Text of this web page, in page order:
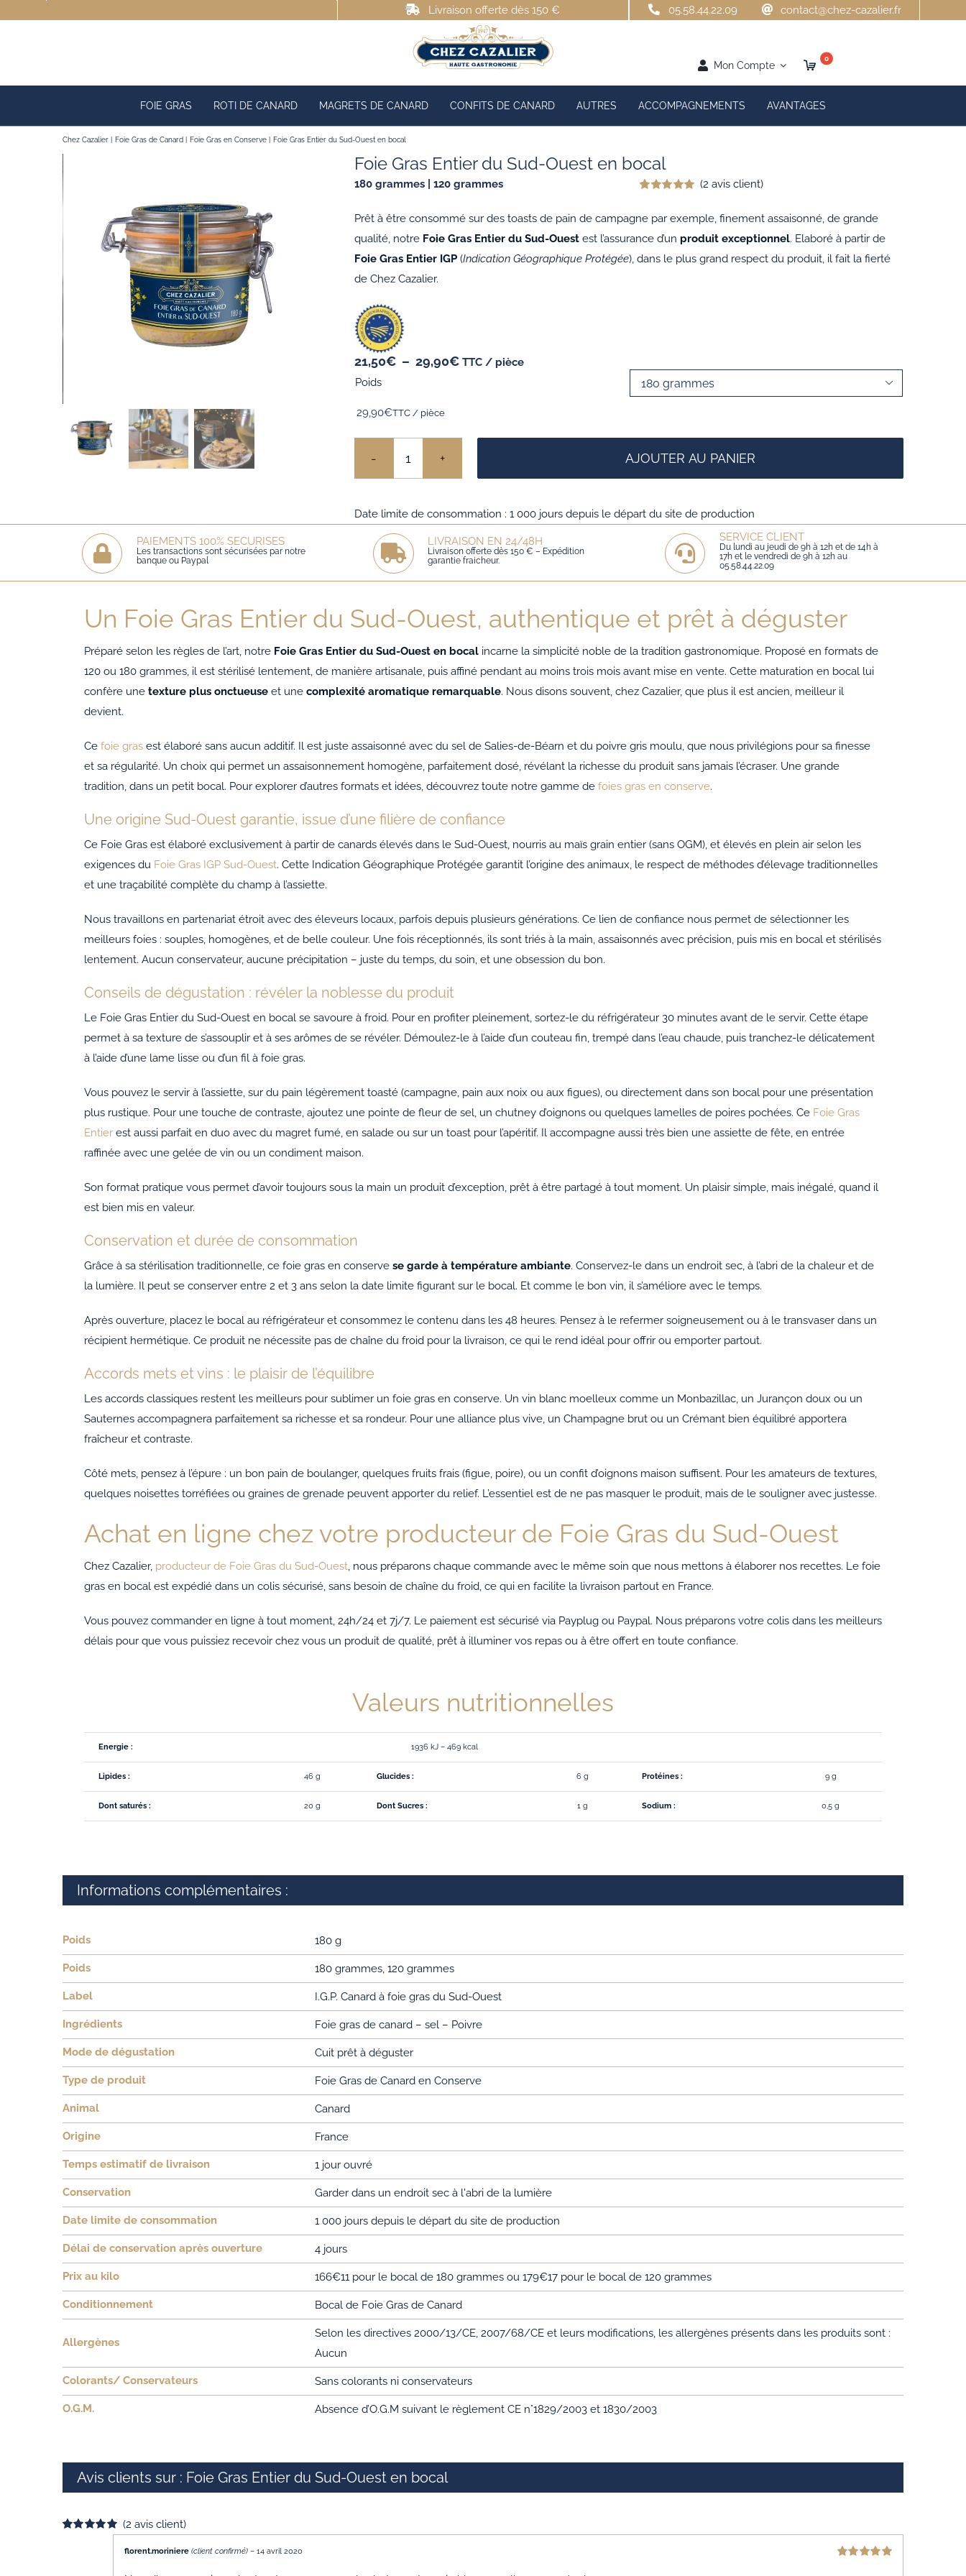
Livraison offerte dès 150 € 05.58.44.22.09 contact@chez-cazalier.fr
Mon Compte
0
FOIE GRAS ROTI DE CANARD MAGRETS DE CANARD CONFITS DE CANARD AUTRES ACCOMPAGNEMENTS AVANTAGES
Chez Cazalier Foie Gras de Canard Foie Gras en Conserve Foie Gras Entier du Sud-Ouest en bocal
Foie Gras Entier du Sud-Ouest en bocal
180 grammes | 120 grammes
notations
client
(2 avis client)
Prêt à être consommé sur des toasts de pain de campagne par exemple, finement assaisonné, de grande
qualité, notre Foie Gras Entier du Sud-Ouestest l’assurance d’un produit exceptionnel. Elaboré à partir de
Foie Gras Entier IGP(Indication Géographique Protégée), dans le plus grand respect du produit, il fait la fierté
de Chez Cazalier.
21,50€ – 29,90€Plage
29,90€
TTC / pièce
Poids

29,90€TTC / pièce
Foie
Gras
Entier
Sud-
en
AJOUTER AU PANIER
Date limite de consommation : 1 000 jours depuis le départ du site de production
PAIEMENTS 100% SECURISES
Les transactions sont sécurisées par notre
banque ou Paypal
LIVRAISON EN 24/48H
Livraison offerte dès 150 € – Expédition
garantie fraicheur.
SERVICE CLIENT
Du lundi au jeudi de 9h à 12h et de 14h à
17h et le vendredi de 9h à 12h au
05.58.44.22.09
Un Foie Gras Entier du Sud-Ouest, authentique et prêt à déguster
Préparé selon les règles de l’art, notre Foie Gras Entier du Sud-Ouest en bocalincarne la simplicité noble de la tradition gastronomique. Proposé en formats de
120 ou 180 grammes, il est stérilisé lentement, de manière artisanale, puis affiné pendant au moins trois mois avant mise en vente. Cette maturation en bocal lui
confère une texture plus onctueuseet une complexité aromatique remarquable. Nous disons souvent, chez Cazalier, que plus il est ancien, meilleur il
devient.
Ce foie grasest élaboré sans aucun additif. Il est juste assaisonné avec du sel de Salies-de-Béarn et du poivre gris moulu, que nous privilégions pour sa finesse
et sa régularité. Un choix qui permet un assaisonnement homogène, parfaitement dosé, révélant la richesse du produit sans jamais l’écraser. Une grande
tradition, dans un petit bocal. Pour explorer d’autres formats et idées, découvrez toute notre gamme de foies gras en conserve.
Une origine Sud-Ouest garantie, issue d’une filière de confiance
Ce Foie Gras est élaboré exclusivement à partir de canards élevés dans le Sud-Ouest, nourris au maïs grain entier (sans OGM), et élevés en plein air selon les
exigences du Foie Gras IGP Sud-Ouest. Cette Indication Géographique Protégée garantit l’origine des animaux, le respect de méthodes d’élevage traditionnelles
et une traçabilité complète du champ à l’assiette.
Nous travaillons en partenariat étroit avec des éleveurs locaux, parfois depuis plusieurs générations. Ce lien de confiance nous permet de sélectionner les
meilleurs foies : souples, homogènes, et de belle couleur. Une fois réceptionnés, ils sont triés à la main, assaisonnés avec précision, puis mis en bocal et stérilisés
lentement. Aucun conservateur, aucune précipitation – juste du temps, du soin, et une obsession du bon.
Conseils de dégustation : révéler la noblesse du produit
Le Foie Gras Entier du Sud-Ouest en bocal se savoure à froid. Pour en profiter pleinement, sortez-le du réfrigérateur 30 minutes avant de le servir. Cette étape
permet à sa texture de s’assouplir et à ses arômes de se révéler. Démoulez-le à l’aide d’un couteau fin, trempé dans l’eau chaude, puis tranchez-le délicatement
à l’aide d’une lame lisse ou d’un fil à foie gras.
Vous pouvez le servir à l’assiette, sur du pain légèrement toasté (campagne, pain aux noix ou aux figues), ou directement dans son bocal pour une présentation
plus rustique. Pour une touche de contraste, ajoutez une pointe de fleur de sel, un chutney d’oignons ou quelques lamelles de poires pochées. Ce Foie Gras
Entierest aussi parfait en duo avec du magret fumé, en salade ou sur un toast pour l’apéritif. Il accompagne aussi très bien une assiette de fête, en entrée
raffinée avec une gelée de vin ou un condiment maison.
Son format pratique vous permet d’avoir toujours sous la main un produit d’exception, prêt à être partagé à tout moment. Un plaisir simple, mais inégalé, quand il
est bien mis en valeur.
Conservation et durée de consommation
Grâce à sa stérilisation traditionnelle, ce foie gras en conserve se garde à température ambiante. Conservez-le dans un endroit sec, à l’abri de la chaleur et de
la lumière. Il peut se conserver entre 2 et 3 ans selon la date limite figurant sur le bocal. Et comme le bon vin, il s’améliore avec le temps.
Après ouverture, placez le bocal au réfrigérateur et consommez le contenu dans les 48 heures. Pensez à le refermer soigneusement ou à le transvaser dans un
récipient hermétique. Ce produit ne nécessite pas de chaîne du froid pour la livraison, ce qui le rend idéal pour offrir ou emporter partout.
Accords mets et vins : le plaisir de l’équilibre
Les accords classiques restent les meilleurs pour sublimer un foie gras en conserve. Un vin blanc moelleux comme un Monbazillac, un Jurançon doux ou un
Sauternes accompagnera parfaitement sa richesse et sa rondeur. Pour une alliance plus vive, un Champagne brut ou un Crémant bien équilibré apportera
fraîcheur et contraste.
Côté mets, pensez à l’épure : un bon pain de boulanger, quelques fruits frais (figue, poire), ou un confit d’oignons maison suffisent. Pour les amateurs de textures,
quelques noisettes torréfiées ou graines de grenade peuvent apporter du relief. L’essentiel est de ne pas masquer le produit, mais de le souligner avec justesse.
Achat en ligne chez votre producteur de Foie Gras du Sud-Ouest
Chez Cazalier, producteur de Foie Gras du Sud-Ouest, nous préparons chaque commande avec le même soin que nous mettons à élaborer nos recettes. Le foie
gras en bocal est expédié dans un colis sécurisé, sans besoin de chaîne du froid, ce qui en facilite la livraison partout en France.
Vous pouvez commander en ligne à tout moment, 24h/24 et 7j/7. Le paiement est sécurisé via Payplug ou Paypal. Nous préparons votre colis dans les meilleurs
délais pour que vous puissiez recevoir chez vous un produit de qualité, prêt à illuminer vos repas ou à être offert en toute confiance.
Valeurs nutritionnelles
Energie : 1936 kJ – 469 kcal
Lipides : 46 g Glucides : 6 g Protéines : 9 g
Dont saturés : 20 g Dont Sucres : 1 g Sodium : 0,5 g
Informations complémentaires :
Poids 180 g
Poids 180 grammes, 120 grammes
Label I.G.P. Canard à foie gras du Sud-Ouest
Ingrédients Foie gras de canard – sel – Poivre
Mode de dégustation Cuit prêt à déguster
Type de produit Foie Gras de Canard en Conserve
Animal Canard
Origine France
Temps estimatif de livraison 1 jour ouvré
Conservation Garder dans un endroit sec à l'abri de la lumière
Date limite de consommation 1 000 jours depuis le départ du site de production
Délai de conservation après ouverture 4 jours
Prix au kilo 166€11 pour le bocal de 180 grammes ou 179€17 pour le bocal de 120 grammes
Conditionnement Bocal de Foie Gras de Canard
Allergènes
Selon les directives 2000/13/CE, 2007/68/CE et leurs modifications, les allergènes présents dans les produits sont :
Aucun
Colorants/ Conservateurs Sans colorants ni conservateurs
O.G.M. Absence d’O.G.M suivant le règlement CE n°1829/2003 et 1830/2003
Avis clients sur : Foie Gras Entier du Sud-Ouest en bocal
(2 avis client)
florent.moriniere (client confirmé) – 14 avril 2020